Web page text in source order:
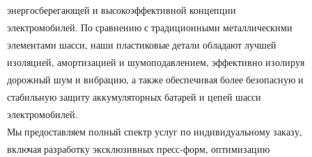
энергосберегающей и высокоэффективной концепции
электромобилей. По сравнению с традиционными металлическими
элементами шасси, наши пластиковые детали обладают лучшей
изоляцией, амортизацией и шумоподавлением, эффективно изолируя
дорожный шум и вибрацию, а также обеспечивая более безопасную и
стабильную защиту аккумуляторных батарей и цепей шасси
электромобилей.
Мы предоставляем полный спектр услуг по индивидуальному заказу,
включая разработку эксклюзивных пресс-форм, оптимизацию